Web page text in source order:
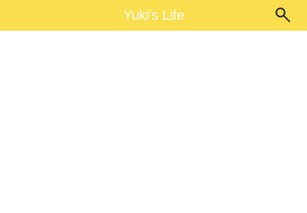
Yuki's LifeYuki's Life